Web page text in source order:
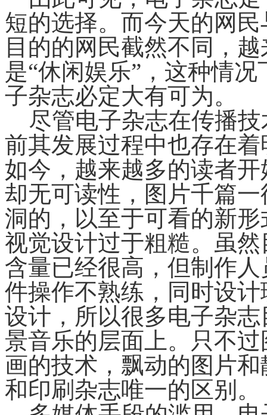
短的选择。而今天的网
目的的网民截然不同，
是“休闲娱乐”，这种情
子杂志必定大有可为。
尽管电子杂志在传播技
前其发展过程中也存在
如今，越来越多的读者
却无可读性，图片千篇
洞的，以至于可看的新
视觉设计过于粗糙。虽
含量已经很高，但制作
件操作不熟练，同时设
设计，所以很多电子杂
景音乐的层面上。只不
画的技术，飘动的图片
和印刷杂志唯一的区别。